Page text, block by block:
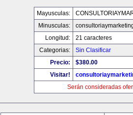
Mayusculas:
Minusculas:
Longitud:
21 caracteres
Categorias:
Sin Clasificar
Precio:
$380.00
Visitar!
Serán consideradas